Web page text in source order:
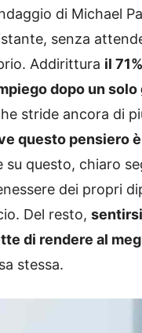
di Michael
senza
Addirittura il
dopo un solo
stride ancora di
questo pensiero
questo, chiaro
dei propri
Del resto,
di rendere al
stessa.